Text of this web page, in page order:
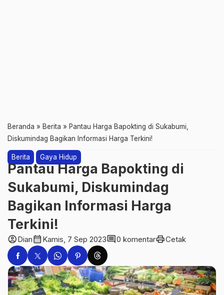
Beranda » Berita » Pantau Harga Bapokting di Sukabumi,
Diskumindag Bagikan Informasi Harga Terkini!
Berita Gaya Hidup
Pantau Harga Bapokting di
Sukabumi, Diskumindag
Bagikan Informasi Harga
Terkini!
account_circleDiancalendar_month Kamis, 7 Sep 2023comment0 komentarprintCetak